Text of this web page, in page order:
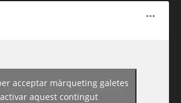
guiadereus/
acceptar màrqueting galetes
aquest contingut